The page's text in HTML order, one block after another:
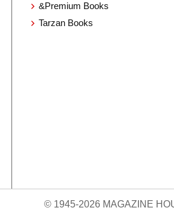
&Premium Books
Tarzan Books
© 1945-2026 MAGAZINE